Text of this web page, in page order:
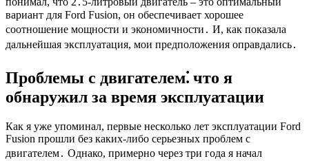
вариант для Ford Fusion, он обеспечивает хорошее
соотношение мощности и экономичности․ И, как показала
дальнейшая эксплуатация, мои предположения оправдались․
Проблемы с двигателем⁚ что я
обнаружил за время эксплуатации
Как я уже упоминал, первые несколько лет эксплуатации Ford
Fusion прошли без каких-либо серьезных проблем с
двигателем․ Однако, примерно через три года я начал